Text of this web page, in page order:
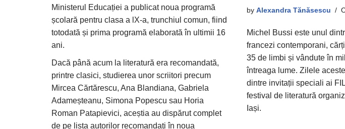
Ministerul Educației a publicat noua programă
școlară pentru clasa a lX-a, trunchiul comun, fiind
totodată și prima programă elaborată în ultimii 16
ani.
Dacă până acum la literatură era recomandată,
printre clasici, studierea unor scriitori precum
Mircea Cărtărescu, Ana Blandiana, Gabriela
Adameșteanu, Simona Popescu sau Horia
Roman Patapievici, aceștia au dispărut complet
de pe lista autorilor recomandați în noua
by Alexandra Tănăsescu
Michel Bussi este unul
francezi contemporani,
35 de limbi și vândute în
întreaga lume. Zilele
dintre invitații speciali ai
festival de literatură
Iași.